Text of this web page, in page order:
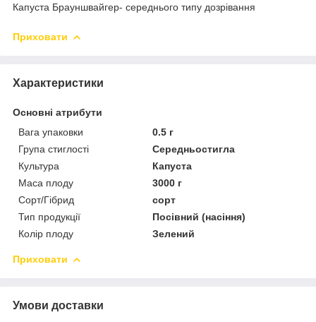
Капуста Брауншвайгер- середнього типу дозрівання
Приховати
Характеристики
Основні атрибути
Вага упаковки
0.5 г
Група стиглості
Середньостигла
Культура
Капуста
Маса плоду
3000 г
Сорт/Гібрид
сорт
Тип продукції
Посівний (насіння)
Колір плоду
Зелений
Приховати
Умови доставки